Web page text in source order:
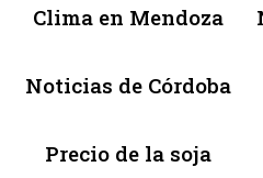
Clima en Mendoza
Noticias de Córdoba
Precio de la soja